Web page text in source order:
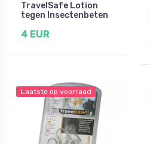
TravelSafe Lotion
tegen Insectenbeten
4 EUR
Laatste op voorraad